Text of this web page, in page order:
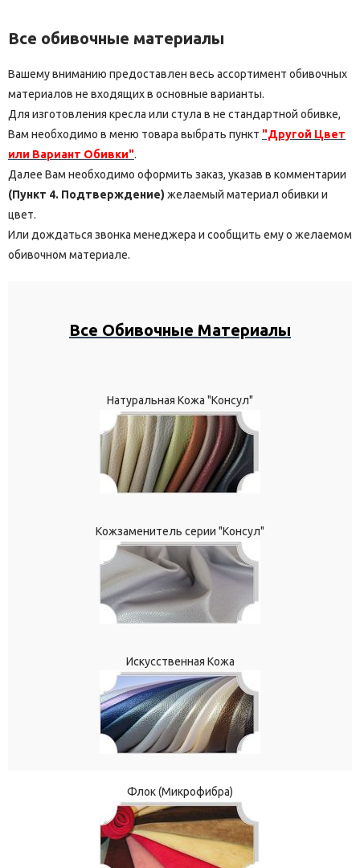
Все обивочные материалы
Вашему вниманию предоставлен весь ассортимент обивочных
материалов не входящих в основные варианты.
Для изготовления кресла или стула в не стандартной обивке,
Вам необходимо в меню товара выбрать пункт "Другой Цвет
или Вариант Обивки".
Далее Вам необходимо оформить заказ, указав в комментарии
(Пункт 4. Подтверждение) желаемый материал обивки и
цвет.
Или дождаться звонка менеджера и сообщить ему о желаемом
обивочном материале.
Все Обивочные Материалы
Натуральная Кожа "Консул"
Кожзаменитель серии "Консул"
Искусственная Кожа
Флок (Микрофибра)